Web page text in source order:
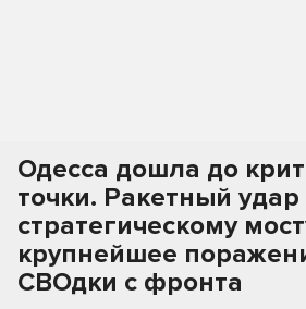
Одесса дошла до
точки. Ракетный удар
стратегическому
крупнейшее
СВОдки с фронта